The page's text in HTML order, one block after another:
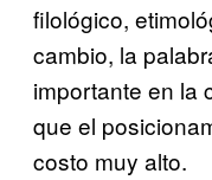
filológico,
cambio, la
importante en la
que el
costo muy alto.